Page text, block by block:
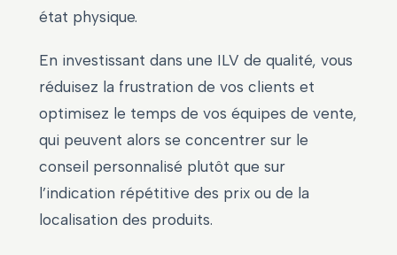
état physique.
En investissant dans une ILV de qualité, vous
réduisez la frustration de vos clients et
optimisez le temps de vos équipes de vente,
qui peuvent alors se concentrer sur le
conseil personnalisé plutôt que sur
l’indication répétitive des prix ou de la
localisation des produits.